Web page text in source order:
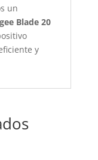
un
Blade 20
y